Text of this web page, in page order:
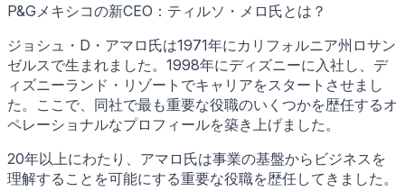
P&Gメキシコの新CEO：ティルソ・メロ氏とは？
ジョシュ・D・アマロ氏は1971年にカリフォルニア州ロサン
ゼルスで生まれました。1998年にディズニーに入社し、デ
ィズニーランド・リゾートでキャリアをスタートさせまし
た。ここで、同社で最も重要な役職のいくつかを歴任するオ
ペレーショナルなプロフィールを築き上げました。
20年以上にわたり、アマロ氏は事業の基盤からビジネスを
理解することを可能にする重要な役職を歴任してきました。